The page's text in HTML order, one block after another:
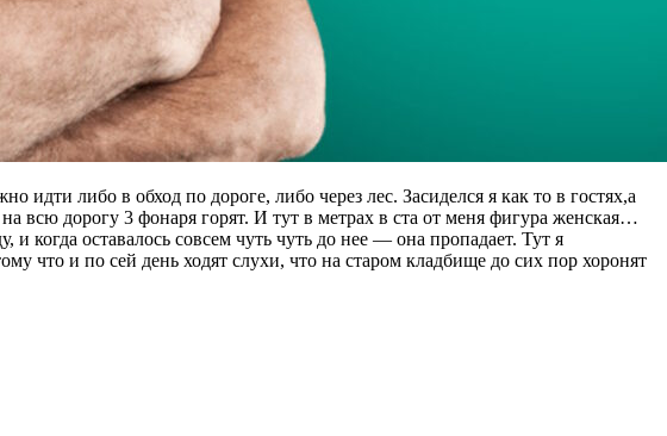
либо в обход по дороге, либо через лес. Засиделся я как то в гостях,а
всю дорогу 3 фонаря горят. И тут в метрах в ста от меня фигура женская…
оставалось совсем чуть чуть до нее — она пропадает. Тут я
что и по сей день ходят слухи, что на старом кладбище до сих пор хоронят